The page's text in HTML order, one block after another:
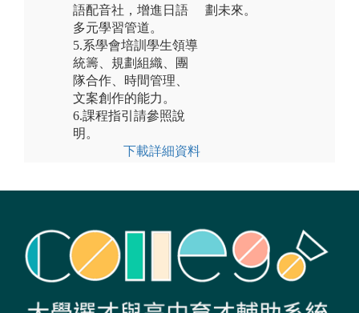
語配音社，增進日語
多元學習管道。
5.系學會培訓學生領導
統籌、規劃組織、團
隊合作、時間管理、
文案創作的能力。
6.課程指引請參照說
明。
下載詳細資料
劃未來。